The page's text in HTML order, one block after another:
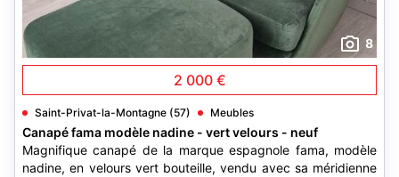
8
2 000 €
Saint-Privat-la-Montagne (57) Meubles
Canapé fama modèle nadine - vert velours - neuf
Magnifique canapé de la marque espagnole fama, modèle
nadine, en velours vert bouteille, vendu avec sa méridienne